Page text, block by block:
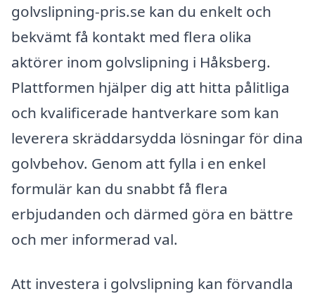
golvslipning-pris.se kan du enkelt och
bekvämt få kontakt med flera olika
aktörer inom golvslipning i Håksberg.
Plattformen hjälper dig att hitta pålitliga
och kvalificerade hantverkare som kan
leverera skräddarsydda lösningar för dina
golvbehov. Genom att fylla i en enkel
formulär kan du snabbt få flera
erbjudanden och därmed göra en bättre
och mer informerad val.
Att investera i golvslipning kan förvandla